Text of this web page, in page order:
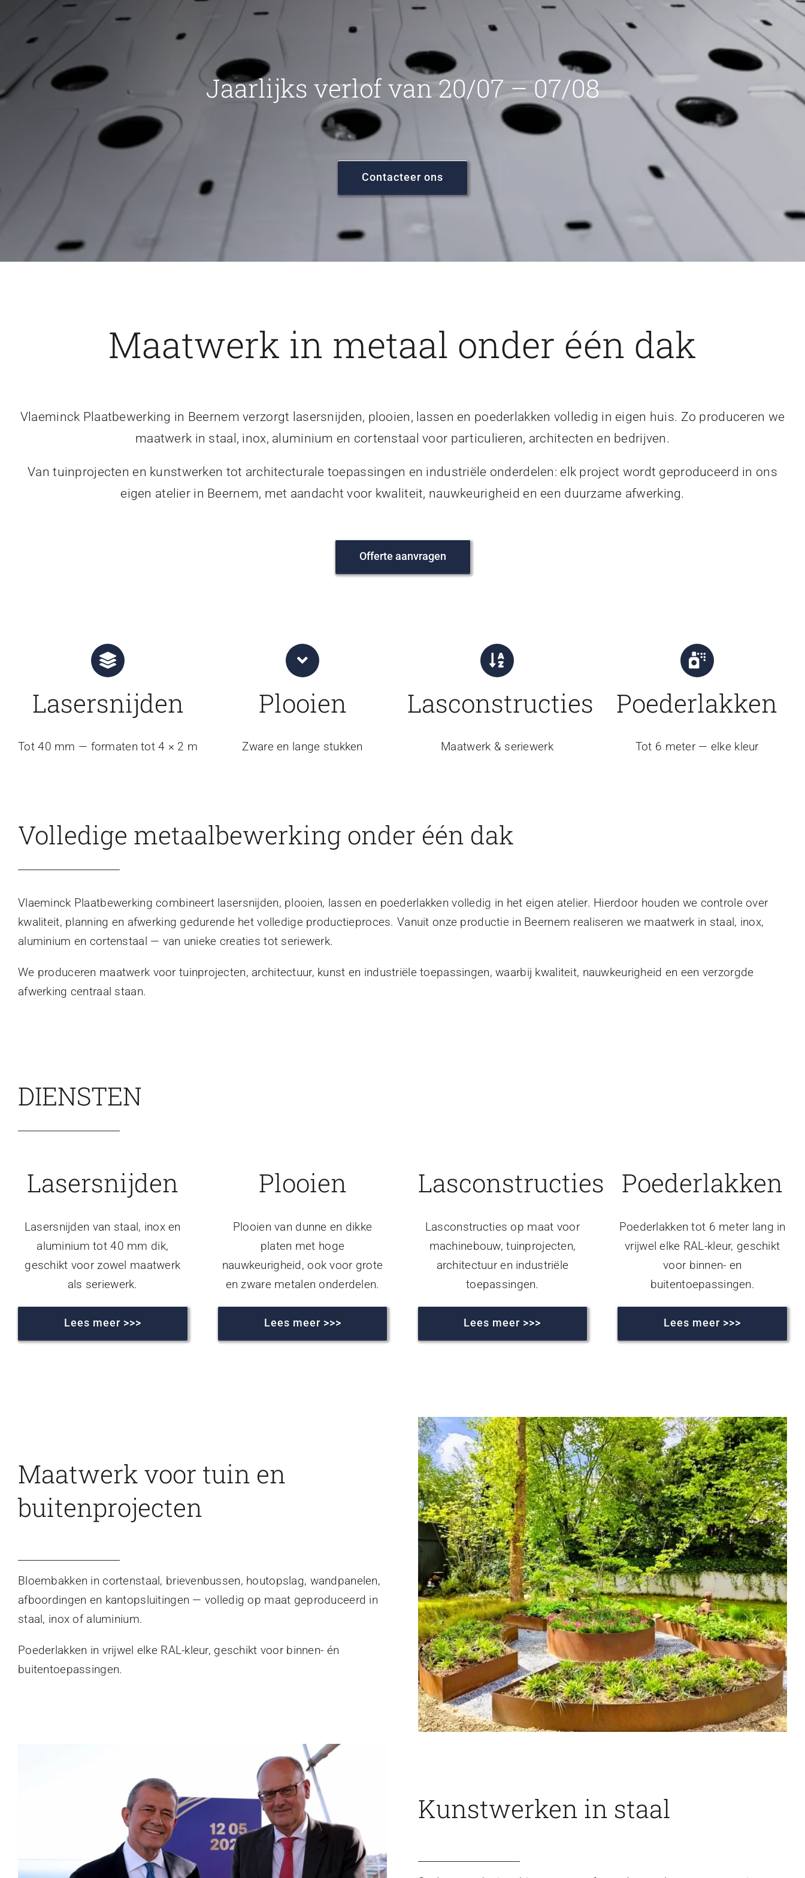
Jaarlijks verlof van 20/07 – 07/08
Contacteer ons
Maatwerk in metaal onder één dak
Vlaeminck Plaatbewerking in Beernem verzorgt lasersnijden, plooien, lassen en poederlakken volledig in eigen huis. Zo produceren we
maatwerk in staal, inox, aluminium en cortenstaal voor particulieren, architecten en bedrijven.
Van tuinprojecten en kunstwerken tot architecturale toepassingen en industriële onderdelen: elk project wordt geproduceerd in ons
eigen atelier in Beernem, met aandacht voor kwaliteit, nauwkeurigheid en een duurzame afwerking.
Offerte aanvragen
Lasersnijden
Tot 40 mm — formaten tot 4 × 2 m
Plooien
Zware en lange stukken
Lasconstructies
Maatwerk & seriewerk
Poederlakken
Tot 6 meter — elke kleur
Volledige metaalbewerking onder één dak
Vlaeminck Plaatbewerking combineert lasersnijden, plooien, lassen en poederlakken volledig in het eigen atelier. Hierdoor houden we controle over
kwaliteit, planning en afwerking gedurende het volledige productieproces. Vanuit onze productie in Beernem realiseren we maatwerk in staal, inox,
aluminium en cortenstaal — van unieke creaties tot seriewerk.
We produceren maatwerk voor tuinprojecten, architectuur, kunst en industriële toepassingen, waarbij kwaliteit, nauwkeurigheid en een verzorgde
afwerking centraal staan.
DIENSTEN
Lasersnijden
Lasersnijden van staal, inox en
aluminium tot 40 mm dik,
geschikt voor zowel maatwerk
als seriewerk.
Lees meer >>>
Plooien
Plooien van dunne en dikke
platen met hoge
nauwkeurigheid, ook voor grote
en zware metalen onderdelen.
Lees meer >>>
Lasconstructies
Lasconstructies op maat voor
machinebouw, tuinprojecten,
architectuur en industriële
toepassingen.
Lees meer >>>
Poederlakken
Poederlakken tot 6 meter lang in
vrijwel elke RAL-kleur, geschikt
voor binnen- en
buitentoepassingen.
Lees meer >>>
Maatwerk voor tuin en
buitenprojecten
Bloembakken in cortenstaal, brievenbussen, houtopslag, wandpanelen,
afboordingen en kantopsluitingen — volledig op maat geproduceerd in
staal, inox of aluminium.
Poederlakken in vrijwel elke RAL-kleur, geschikt voor binnen- én
buitentoepassingen.
Kunstwerken in staal